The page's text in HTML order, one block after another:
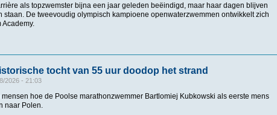
als topzwemster bijna een jaar geleden beëindigd, maar haar dagen blijven
staan. De tweevoudig olympisch kampioene openwaterzwemmen ontwikkelt zich
Academy.
vaart Sharon van Rouwendaal haar eigen koers: 'Je springt er niet uit als je
tocht van 55 uur doodop het strand
2026 - 21:03
hoe de Poolse marathonzwemmer Bartlomiej Kubkowski als eerste mens
naar Polen.